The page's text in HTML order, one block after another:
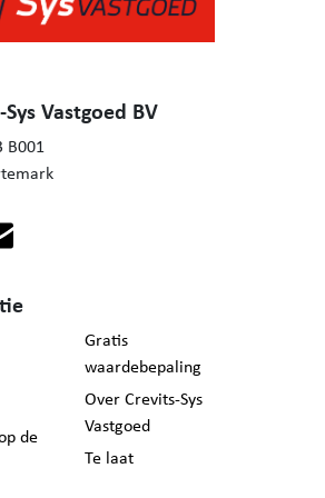
met Mieke voor een bezichtiging:
Vastgoed BV
B001
de
Gratis
waardebepaling
Over Crevits-Sys
Vastgoed
Te laat